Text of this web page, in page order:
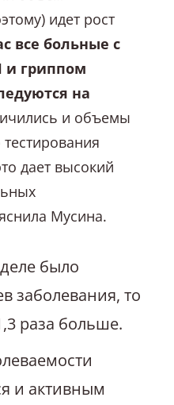
идет рост
все больные с
и гриппом
на
и объемы
дает высокий
Мусина.
было
заболевания, то
раза больше.
и активным